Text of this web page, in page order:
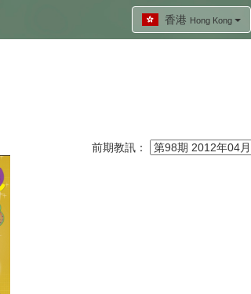
香港 Hong Kong
前期教訊：